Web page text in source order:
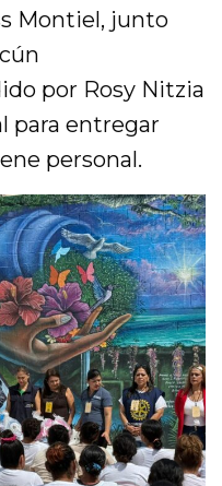
Montiel, junto
por Rosy Nitzia
para entregar
personal.